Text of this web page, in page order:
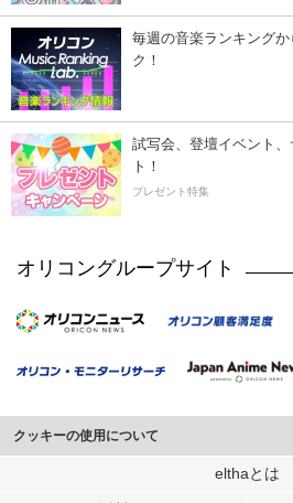
毎週の音楽ランキング
ク！
試写会、登壇イベント
ト！
プレゼント特集
オリコングループサイト
クッキーの使用について
このサイトでは Cookie を使用して、ユーザー
elthaとは